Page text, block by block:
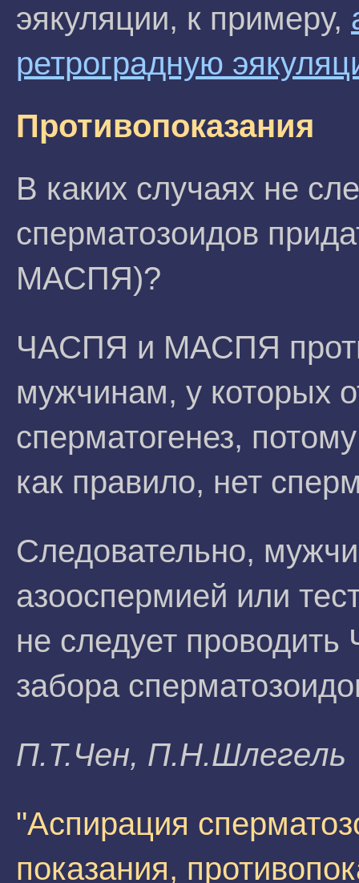
эякуляции, к примеру,
ретроградную
Противопоказания
В каких случаях не
сперматозоидов
МАСПЯ)?
ЧАСПЯ и МАСПЯ
мужчинам, у которых
сперматогенез,
как правило, нет
Следовательно,
азооспермией или
не следует
забора
П.T.Чeн, П.Н.Шлeгeль
"Аспирация
показания,